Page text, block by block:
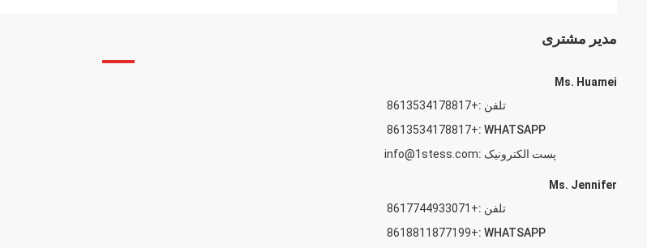
مدیر مشتری
Ms. Huamei
تلفن :+8613534178817
WHATSAPP :
+8613534178817
پست الکترونیک :info@1stess.com
Ms. Jennifer
تلفن :+8617744933071
WHATSAPP :
+8618811877199